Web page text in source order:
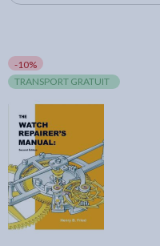
-10%
TRANSPORT GRATUIT